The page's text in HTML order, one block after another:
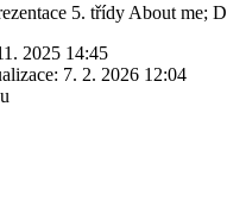
5. třídy About me;
2025 14:45
7. 2. 2026 12:04